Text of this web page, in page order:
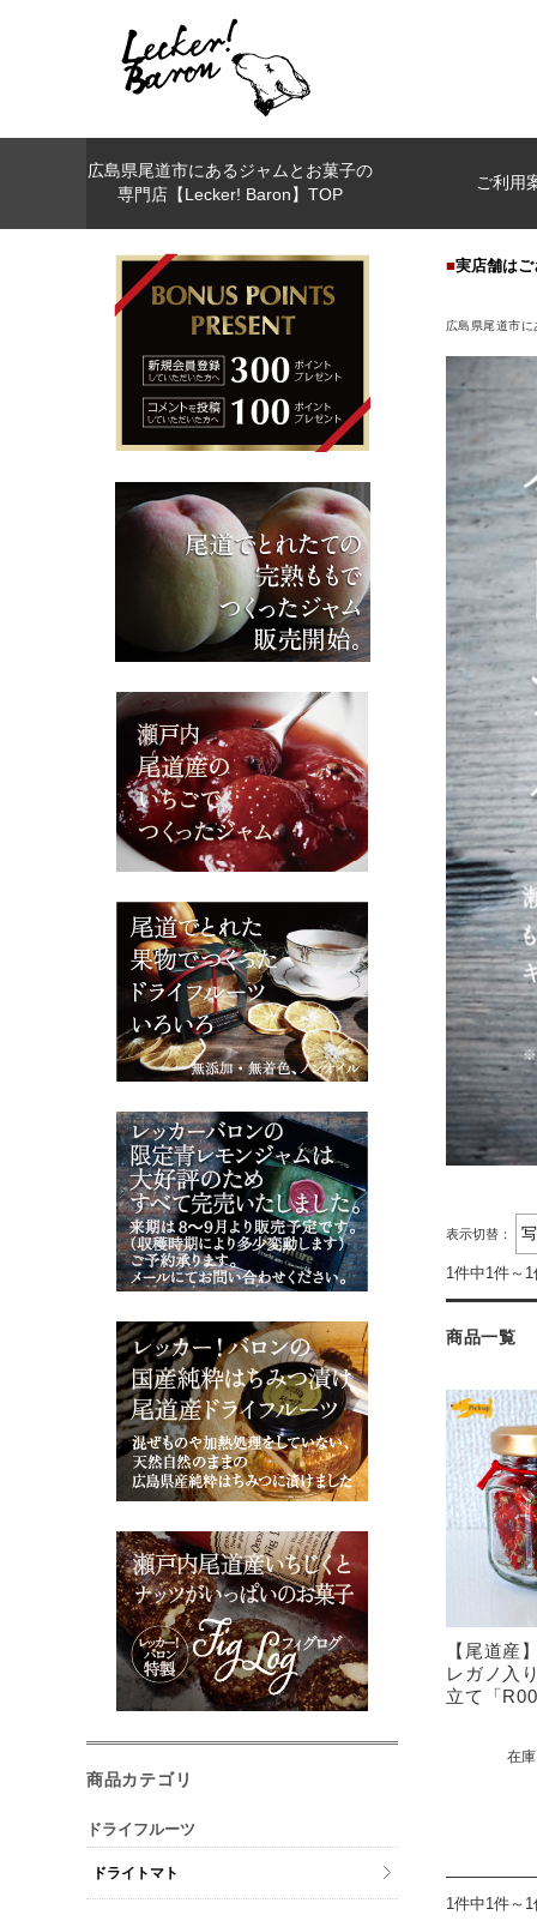
広島県尾道市にあるジャムとお菓子の
専門店【Lecker! Baron】TOP
ご利用
■実店舗は
広島県尾道市
表示切替：
1件中1件～
商品一覧
【尾道産
レガノ入
立て「
在
1件中1件～
商品カテゴリ
ドライフルーツ
ドライトマト